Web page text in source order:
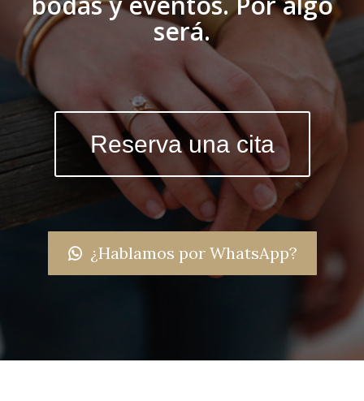
será.
Reserva una cita
¿Hablamos por WhatsApp?